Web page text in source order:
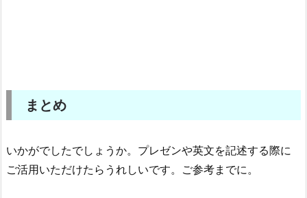
まとめ
いかがでしたでしょうか。プレゼンや英文を記述する際に
ご活用いただけたらうれしいです。ご参考までに。